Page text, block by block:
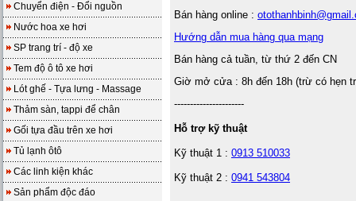
Chuyển điện - Đổi nguồn
Nước hoa xe hơi
SP trang trí - độ xe
Tem độ ô tô xe hơi
Lót ghế - Tựa lưng - Massage
Thảm sàn, tappi để chân
Gối tựa đầu trên xe hơi
Tủ lạnh ôtô
Các linh kiện khác
Sản phẩm độc đáo
Bán hàng online :
Hướng dẫn mua hàng qua mạng
Bán hàng cả tuần, từ thứ 2 đến CN
Giờ mở cửa : 8h đến 18h (trừ có hẹn
----------------------
Hỗ trợ kỹ thuật
Kỹ thuật 1 : 0913 510033
Kỹ thuật 2 : 0941 543804